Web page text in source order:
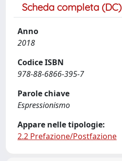
Scheda completa (DC)
Anno
2018
Codice ISBN
978-88-6866-395-7
Parole chiave
Espressionismo
Appare nelle tipologie:
2.2 Prefazione/Postfazione